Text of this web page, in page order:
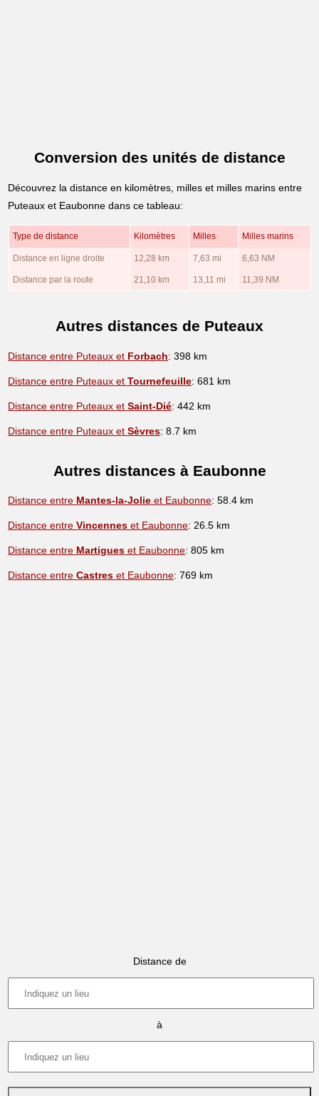
Conversion des unités de distance
Découvrez la distance en kilomètres, milles et milles marins entre
Puteaux et Eaubonne dans ce tableau:
Type de distance Kilomètres Milles Milles marins
Distance en ligne droite 12,28 km 7,63 mi 6,63 NM
Distance par la route 21,10 km 13,11 mi 11,39 NM
Autres distances de Puteaux
Distance entre Puteaux et Forbach: 398 km
Distance entre Puteaux etTournefeuille: 681 km
Distance entre Puteaux etSaint-Dié: 442 km
Distance entre Puteaux etSèvres: 8.7 km
Autres distances à Eaubonne
Distance entre Mantes-la-Jolie et Eaubonne: 58.4 km
Distance entreVincennes et Eaubonne: 26.5 km
Distance entre Martigues et Eaubonne: 805 km
Distance entreCastres et Eaubonne: 769 km
Distance de
à